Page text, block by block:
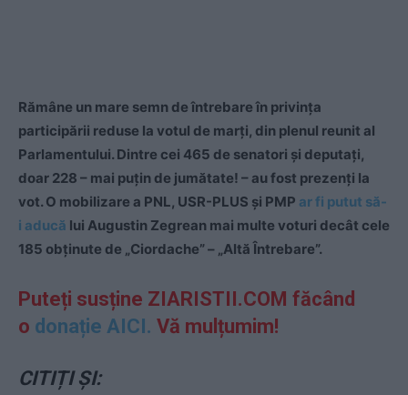
Rămâne un mare semn de întrebare în privința
participării reduse la votul de marți, din plenul reunit al
Parlamentului. Dintre cei 465 de senatori și deputați,
doar 228 – mai puțin de jumătate! – au fost prezenți la
vot. O mobilizare a PNL, USR-PLUS și PMP ar fi putut să-
i aducă lui Augustin Zegrean mai multe voturi decât cele
185 obținute de „Ciordache” – „Altă Întrebare”.
Puteți susține ZIARISTII.COM făcând
o donație AICI. Vă mulțumim!
CITIȚI ȘI: